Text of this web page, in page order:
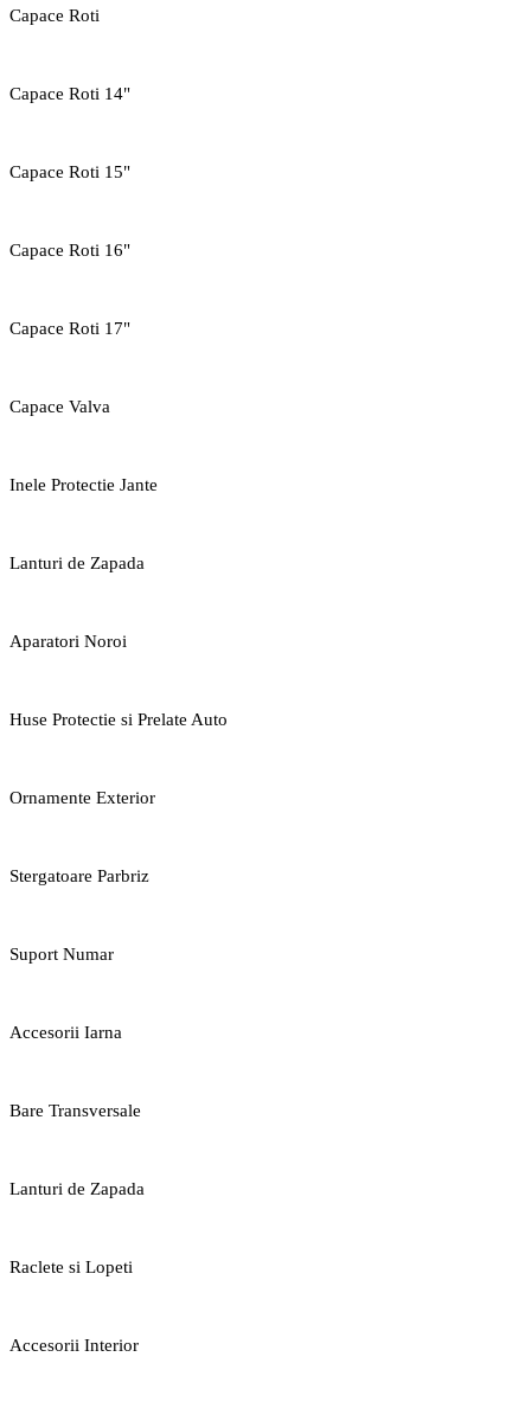
Capace Roti
Capace Roti 14"
Capace Roti 15"
Capace Roti 16"
Capace Roti 17"
Capace Valva
Inele Protectie Jante
Lanturi de Zapada
Aparatori Noroi
Huse Protectie si Prelate Auto
Ornamente Exterior
Stergatoare Parbriz
Suport Numar
Accesorii Iarna
Bare Transversale
Lanturi de Zapada
Raclete si Lopeti
Accesorii Interior